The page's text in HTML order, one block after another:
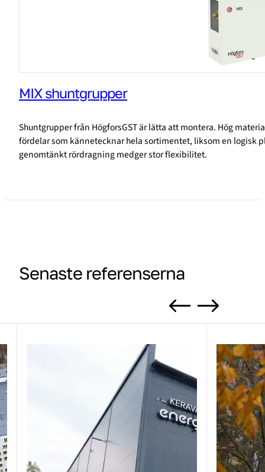
MIX shuntgrupper
Shuntgrupper från HögforsGST är lätta att montera. Hög
fördelar som kännetecknar hela sortimentet, liksom en logisk
genomtänkt rördragning medger stor flexibilitet.
Senaste referenserna